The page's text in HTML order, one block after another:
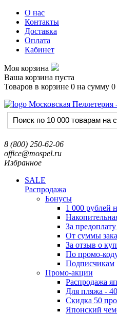
О нас
Контакты
Доставка
Оплата
Кабинет
Моя корзина
Ваша корзина пуста
Товаров в корзине 0 на сумму 0
8 (800) 250-62-06
office@mospel.ru
Избранное
SALE
Распродажа
Бонусы
1 000 рублей
За
От суммы
За отзыв о
По промо-
Подписчикам
Промо-акции
Распродажа
Для пляжа -
Скидка 50
Японский